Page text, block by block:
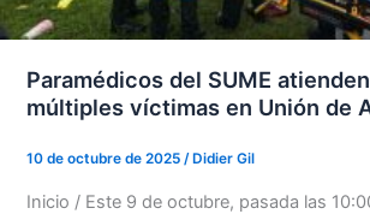
Paramédicos del SUME
múltiples víctimas en Unión de
10 de octubre de 2025 / Didier Gil
Inicio / Este 9 de octubre, pasada las